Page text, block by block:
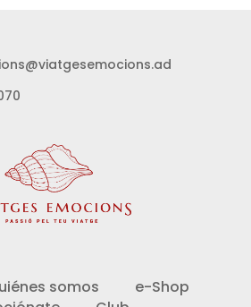
somos
e-Shop